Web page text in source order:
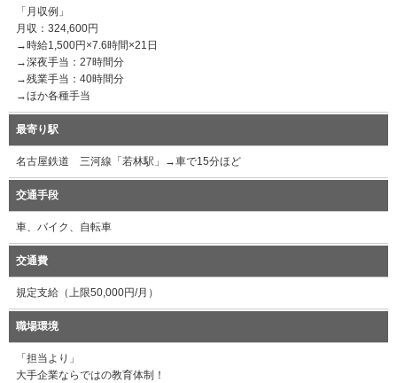
「月収例」
月収：324,600円
→時給1,500円×7.6時間×21日
→深夜手当：27時間分
→残業手当：40時間分
→ほか各種手当
最寄り駅
名古屋鉄道 三河線「若林駅」→車で15分ほど
交通手段
車、バイク、自転車
交通費
規定支給（上限50,000円/月）
職場環境
「担当より」
大手企業ならではの教育体制！